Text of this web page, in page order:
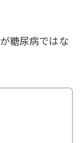
が糖尿病ではな